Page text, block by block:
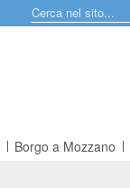
Borgo a Mozzano